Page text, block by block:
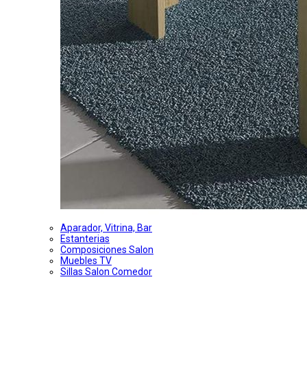
Aparador, Vitrina, Bar
Estanterias
Composiciones Salon
Muebles TV
Sillas Salon Comedor